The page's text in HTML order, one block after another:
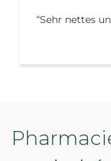
Sehr nettes